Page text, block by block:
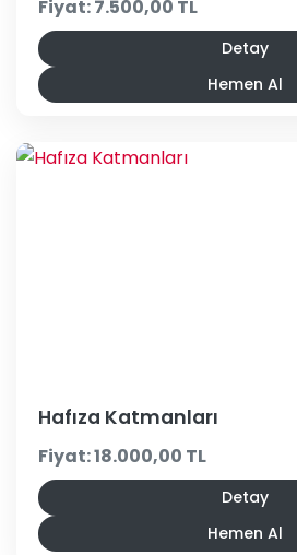
Fiyat: 7.500,00 TL
Detay
Hemen Al
Hafıza Katmanları
Fiyat: 18.000,00 TL
Detay
Hemen Al